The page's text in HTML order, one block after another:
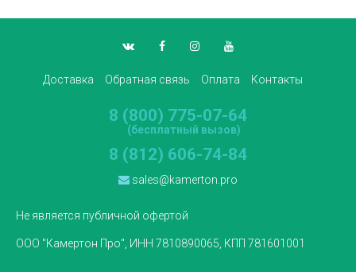
Доставка Обратная связь Оплата Контакты
8 (800) 775-07-64
(бесплатный вызов)
8 (812) 606-74-84
sales@kamerton.pro
Не является публичной офертой
ООО "Камертон Про", ИНН 7810890065, КПП 781601001